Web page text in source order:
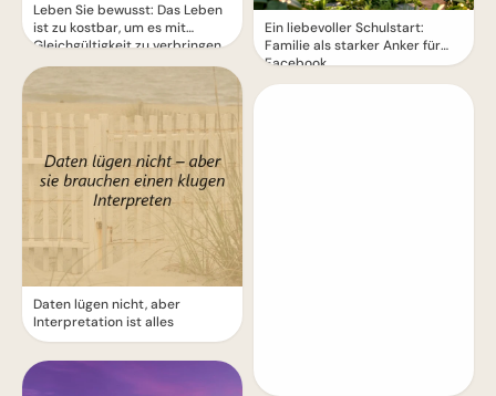
Leben Sie bewusst: Das Leben
ist zu kostbar, um es mit
Gleichgültigkeit zu verbringen
Daten lügen nicht, aber
Interpretation ist alles
Ein liebevoller Schulstart:
Familie als starker Anker für
Facebook